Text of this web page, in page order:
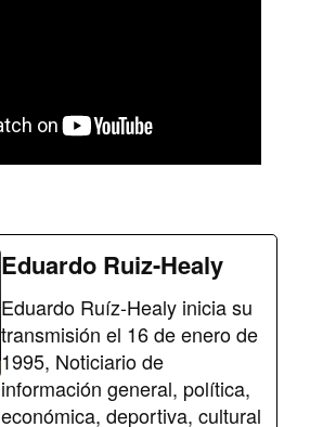
Eduardo Ruiz-Healy
Eduardo Ruíz-Healy inicia su
transmisión el 16 de enero de
1995, Noticiario de
información general, política,
económica, deportiva, cultural